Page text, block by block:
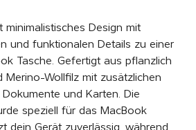
minimalistisches Design mit
und funktionalen Details zu einer
Tasche. Gefertigt aus pflanzlich
Merino-Wollfilz mit zusätzlichen
und Karten. Die
speziell für das MacBook
dein Gerät zuverlässig, während